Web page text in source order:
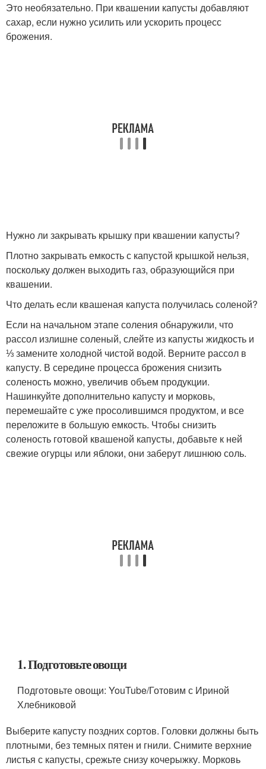
Это необязательно. При квашении капусты добавляют
сахар, если нужно усилить или ускорить процесс
брожения.
Нужно ли закрывать крышку при квашении капусты?
Плотно закрывать емкость с капустой крышкой нельзя,
поскольку должен выходить газ, образующийся при
квашении.
Что делать если квашеная капуста получилась соленой?
Если на начальном этапе соления обнаружили, что
рассол излишне соленый, слейте из капусты жидкость и
⅓ замените холодной чистой водой. Верните рассол в
капусту. В середине процесса брожения снизить
соленость можно, увеличив объем продукции.
Нашинкуйте дополнительно капусту и морковь,
перемешайте с уже просолившимся продуктом, и все
переложите в большую емкость. Чтобы снизить
соленость готовой квашеной капусты, добавьте к ней
свежие огурцы или яблоки, они заберут лишнюю соль.
1. Подготовьте овощи
Подготовьте овощи: YouTube/Готовим с Ириной
Хлебниковой
Выберите капусту поздних сортов. Головки должны быть
плотными, без темных пятен и гнили. Снимите верхние
листья с капусты, срежьте снизу кочерыжку. Морковь